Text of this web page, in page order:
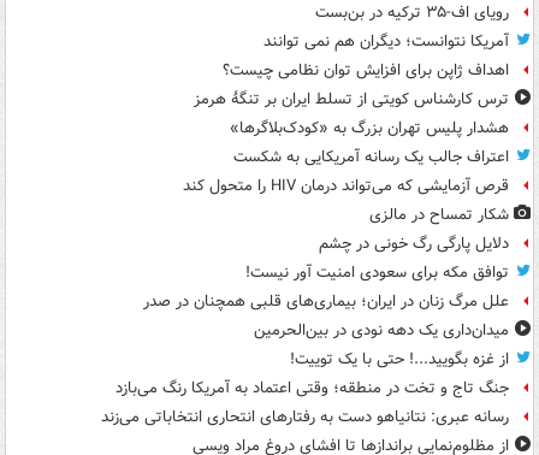
رویای اف-۳۵ ترکیه در بن‌بست
آمریکا نتوانست؛ دیگران هم نمی توانند
اهداف ژاپن برای افزایش توان نظامی چیست؟
ترس کارشناس کویتی از تسلط ایران بر تنگۀ هرمز
هشدار پلیس تهران بزرگ به «کودک‌بلاگرها»
اعتراف جالب یک رسانه آمریکایی به شکست
قرص آزمایشی که می‌تواند درمان HIV را متحول کند
شکار تمساح در مالزی
دلایل پارگی رگ خونی در چشم
توافق مکه برای سعودی امنیت آور نیست!
علل مرگ زنان در ایران؛ بیماری‌های قلبی همچنان در صدر
میدان‌داری یک دهه نودی در بین‌الحرمین
از غزه بگویید...! حتی با یک توییت!
جنگ تاج و تخت در منطقه؛ وقتی اعتماد به آمریکا رنگ می‌بازد
رسانه عبری: نتانیاهو دست به رفتارهای انتحاری انتخاباتی می‌زند
از مظلوم‌نمایی براندازها تا افشای دروغ مراد ویسی